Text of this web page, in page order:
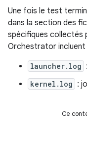
Une fois le test
dans la section des
spécifiques collectés
Orchestrator incluent
launcher.log
kernel.log :
Ce